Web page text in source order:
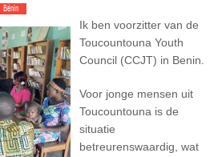
Bénin
Ik ben voorzitter van de
Toucountouna Youth
Council (CCJT) in Benin.
Voor jonge mensen uit
Toucountouna is de
situatie
betreurenswaardig, wat